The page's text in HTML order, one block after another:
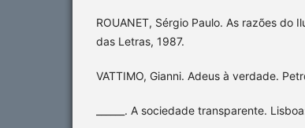
ROUANET, Sérgio Paulo. As razões do
das Letras, 1987.
VATTIMO, Gianni. Adeus à verdade.
______. A sociedade transparente.